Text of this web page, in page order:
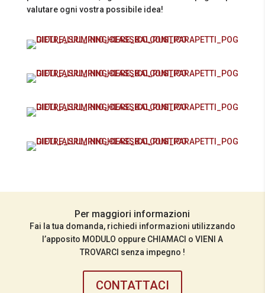
valutare ogni vostra possibile idea!
Per maggiori informazioni
Fai la tua domanda, richiedi informazioni utilizzando
l’apposito MODULO oppure CHIAMACI o VIENI A
TROVARCI senza impegno !
CONTATTACI